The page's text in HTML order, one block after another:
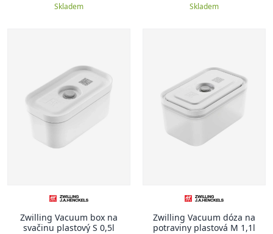
Skladem Skladem
Zwilling Vacuum box na
svačinu plastový S 0,5l
Zwilling Vacuum dóza na
potraviny plastová M 1,1l